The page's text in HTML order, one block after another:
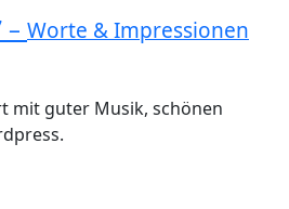
– Worte & Impressionen
mit guter Musik, schönen